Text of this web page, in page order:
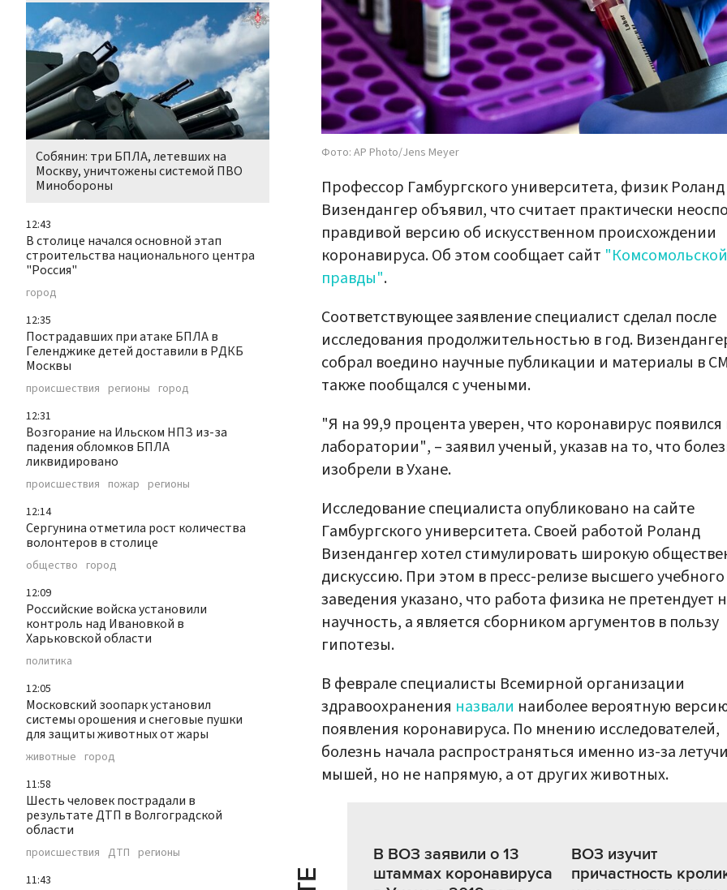
Собянин: три БПЛА, летевших на
Москву, уничтожены системой ПВО
Минобороны
12:43
В столице начался основной этап
строительства национального центра
"Россия"
город
12:35
Пострадавших при атаке БПЛА в
Геленджике детей доставили в РДКБ
Москвы
происшествия регионы город
12:31
Возгорание на Ильском НПЗ из-за
падения обломков БПЛА
ликвидировано
происшествия пожар регионы
12:14
Сергунина отметила рост количества
волонтеров в столице
общество город
12:09
Российские войска установили
контроль над Ивановкой в
Харьковской области
политика
12:05
Московский зоопарк установил
системы орошения и снеговые пушки
для защиты животных от жары
животные город
11:58
Шесть человек пострадали в
результате ДТП в Волгоградской
области
происшествия ДТП регионы
11:43
Фото: AP Photo/Jens Meyer
Профессор Гамбургского университета, физик Роланд
Визендангер объявил, что считает практически
правдивой версию об искусственном происхождении
коронавируса. Об этом сообщает сайт "Комсомольской
правды".
Соответствующее заявление специалист сделал после
исследования продолжительностью в год.
собрал воедино научные публикации и материалы в
также пообщался с учеными.
"Я на 99,9 процента уверен, что коронавирус появился
лаборатории", – заявил ученый, указав на то, что
изобрели в Ухане.
Исследование специалиста опубликовано на сайте
Гамбургского университета. Своей работой Роланд
Визендангер хотел стимулировать широкую
дискуссию. При этом в пресс-релизе высшего учебного
заведения указано, что работа физика не претендует
научность, а является сборником аргументов в пользу
гипотезы.
В феврале специалисты Всемирной организации
здравоохранения назвали наиболее вероятную
появления коронавируса. По мнению исследователей,
болезнь начала распространяться именно из-за
мышей, но не напрямую, а от других животных.
В ВОЗ заявили о 13
штаммах коронавируса
ВОЗ изучит
причастность